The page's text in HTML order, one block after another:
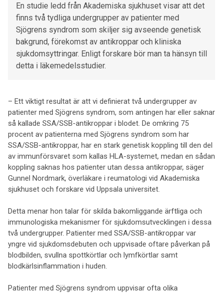
En studie ledd från Akademiska sjukhuset visar att det
finns två tydliga undergrupper av patienter med
Sjögrens syndrom som skiljer sig avseende genetisk
bakgrund, förekomst av antikroppar och kliniska
sjukdomsyttringar. Enligt forskare bör man ta hänsyn till
detta i läkemedelsstudier.
– Ett viktigt resultat är att vi definierat två undergrupper av
patienter med Sjögrens syndrom, som antingen har eller saknar
så kallade SSA/SSB-antikroppar i blodet. De omkring 75
procent av patienterna med Sjögrens syndrom som har
SSA/SSB-antikroppar, har en stark genetisk koppling till den del
av immunförsvaret som kallas HLA-systemet, medan en sådan
koppling saknas hos patienter utan dessa antikroppar, säger
Gunnel Nordmark, överläkare i reumatologi vid Akademiska
sjukhuset och forskare vid Uppsala universitet.
Detta menar hon talar för skilda bakomliggande ärftliga och
immunologiska mekanismer för sjukdomsutvecklingen i dessa
två undergrupper. Patienter med SSA/SSB-antikroppar var
yngre vid sjukdomsdebuten och uppvisade oftare påverkan på
blodbilden, svullna spottkörtlar och lymfkörtlar samt
blodkärlsinflammation i huden.
Patienter med Sjögrens syndrom uppvisar ofta olika